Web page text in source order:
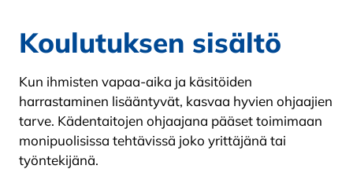
Koulutuksen sisältö
Kun ihmisten vapaa-aika ja käsitöiden
harrastaminen lisääntyvät, kasvaa hyvien ohjaajien
tarve. Kädentaitojen ohjaajana pääset toimimaan
monipuolisissa tehtävissä joko yrittäjänä tai
työntekijänä.